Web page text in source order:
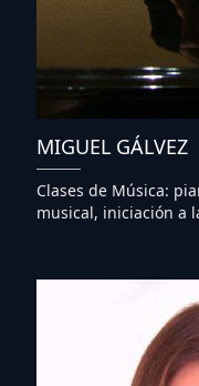
MIGUEL GÁLVEZ
Clases de Música:
musical, iniciación a